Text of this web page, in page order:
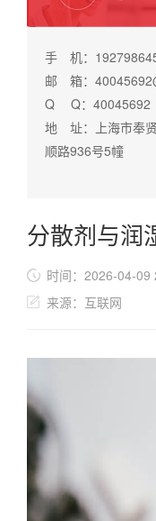
手 机：
邮 箱：
Q Q：40045692
地 址：上海市奉
顺路936号5幢
分散剂与润
时间：2026-04-09
来源：互联网